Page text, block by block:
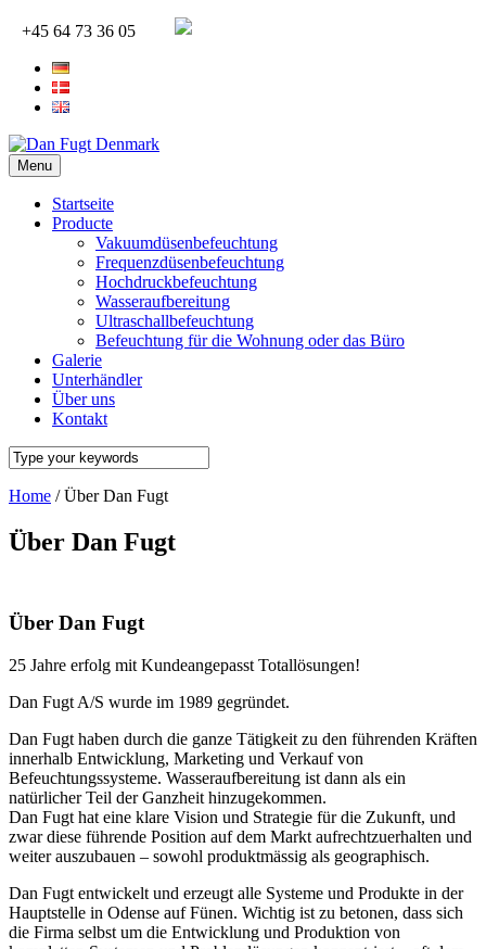
+45 64 73 36 05
Menu
Startseite
Producte
Vakuumdüsenbefeuchtung
Frequenzdüsenbefeuchtung
Hochdruckbefeuchtung
Wasseraufbereitung
Ultraschallbefeuchtung
Befeuchtung für die Wohnung oder das Büro
Galerie
Unterhändler
Über uns
Kontakt
Home / Über Dan Fugt
Über Dan Fugt
Über Dan Fugt
25 Jahre erfolg mit Kundeangepasst Totallösungen!
Dan Fugt A/S wurde im 1989 gegründet.
Dan Fugt haben durch die ganze Tätigkeit zu den führenden Kräften
innerhalb Entwicklung, Marketing und Verkauf von
Befeuchtungssysteme. Wasseraufbereitung ist dann als ein
natürlicher Teil der Ganzheit hinzugekommen.
Dan Fugt hat eine klare Vision und Strategie für die Zukunft, und
zwar diese führende Position auf dem Markt aufrechtzuerhalten und
weiter auszubauen – sowohl produktmässig als geographisch.
Dan Fugt entwickelt und erzeugt alle Systeme und Produkte in der
Hauptstelle in Odense auf Fünen. Wichtig ist zu betonen, dass sich
die Firma selbst um die Entwicklung und Produktion von